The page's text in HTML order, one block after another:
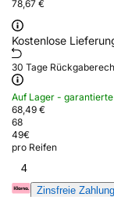
78,67 €
Kostenlose
30 Tage
Auf Lager -
68,49 €
68
49€
pro Reifen
4
Zinsfreie